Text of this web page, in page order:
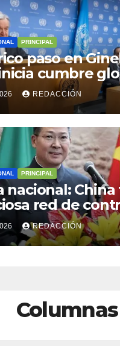
PRINCIPAL
paso en
cumbre
la
y frenar
REDACCIÓN
PRINCIPAL
nacional: China
red de
México en
REDACCIÓN
Columnas